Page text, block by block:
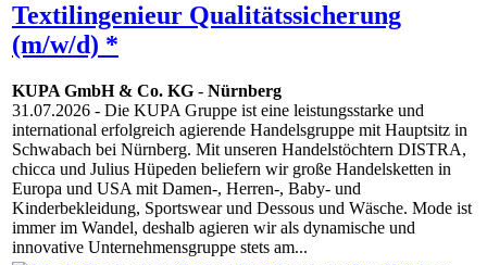
Textilingenieur Qualitätssicherung
(m/w/d) *
KUPA GmbH & Co. KG - Nürnberg
31.07.2026 - Die KUPA Gruppe ist eine leistungsstarke und
international erfolgreich agierende Handelsgruppe mit Hauptsitz in
Schwabach bei Nürnberg. Mit unseren Handelstöchtern DISTRA,
chicca und Julius Hüpeden beliefern wir große Handelsketten in
Europa und USA mit Damen-, Herren-, Baby- und
Kinderbekleidung, Sportswear und Dessous und Wäsche. Mode ist
immer im Wandel, deshalb agieren wir als dynamische und
innovative Unternehmensgruppe stets am...